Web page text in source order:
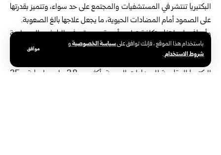
باستخدام هذا الموقع ، فإنك توافق علىسياسة الخصوصيةو
شروط الاستخدام.
موافق
البكتيريا تنتشر في المستشفيات والمجتمع على حد سواء، وتتميز بقدرتها
على الصمود أمام المضادات الحيوية، ما يجعل علاجها بالغ الصعوبة.
وأضاف: إن ارتفاع تكلفة تطوير أدوية جديدة دفع الباحثين إلى دراسة
إمكانية إعادة توظيف أدوية معتمدة لأغراض أخرى.
وبحسب الدراسة المنشورة في مجلة (نيتشر كوميونيكيشنز)، تتسبب
البكتيريا المقاومة للمضادات الحيوية بأكثر من 2.8 مليون إصابة و 35